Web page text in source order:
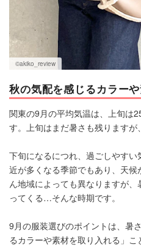
©️akiko_review
秋の気配を感じるカラー
関東の9月の平均気温は、上旬
す。上旬はまだ暑さも残りますが
下旬になるにつれ、過ごしやす
近が多くなる季節でもあり、天
ん地域によっても異なりますが
ってくる…そんな時期です。
9月の服装選びのポイントは、暑
るカラーや素材を取り入れる」